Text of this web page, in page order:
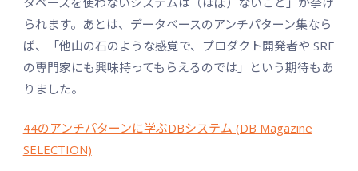
られます。あとは、データベースのアンチパターン集なら
ば、「他山の石のような感覚で、プロダクト開発者や SRE
の専門家にも興味持ってもらえるのでは」という期待もあ
りました。
44のアンチパターンに学ぶDBシステム (DB Magazine
SELECTION)